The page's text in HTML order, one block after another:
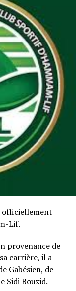
officiellement
Lif.
provenance de
carrière, il a
Gabésien, de
Sidi Bouzid.